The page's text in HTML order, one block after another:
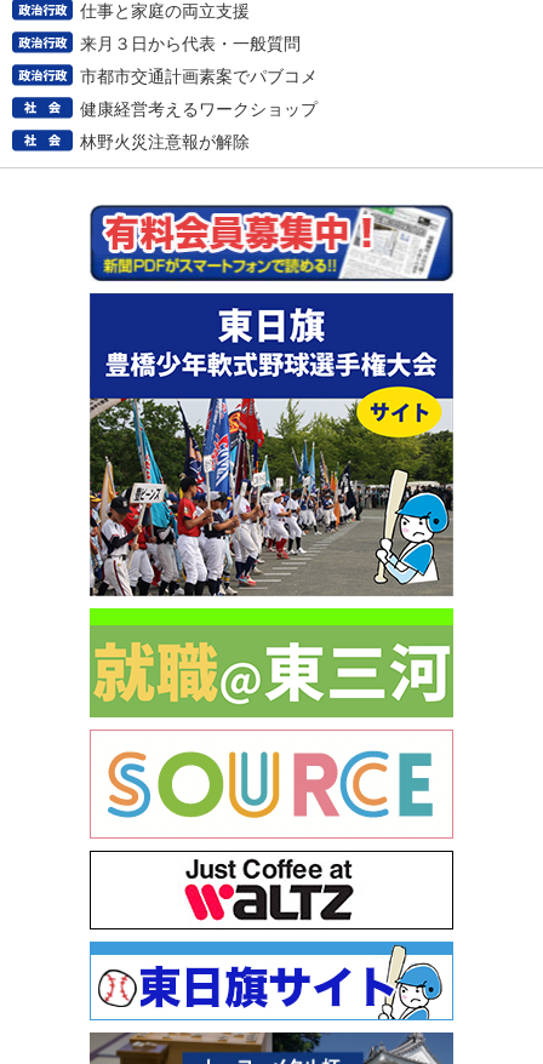
仕事と家庭の両立支援
来月３日から代表・一般質問
市都市交通計画素案でパブコメ
健康経営考えるワークショップ
林野火災注意報が解除